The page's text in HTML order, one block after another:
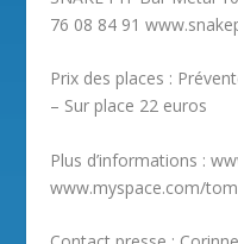
76 08 84 91
Prix des places :
– Sur place 22 euros
Plus d’informations :
www.myspace.com/